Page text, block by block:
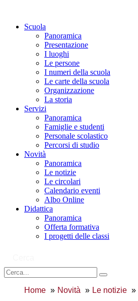
Scuola
Panoramica
Presentazione
I luoghi
Le persone
I numeri della scuola
Le carte della scuola
Organizzazione
La storia
Servizi
Panoramica
Famiglie e studenti
Personale scolastico
Percorsi di studio
Novità
Panoramica
Le notizie
Le circolari
Calendario eventi
Albo Online
Didattica
Panoramica
Offerta formativa
I progetti delle classi
Home Novità Le notizie